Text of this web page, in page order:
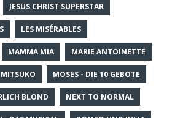
JESUS CHRIST SUPERSTAR
LES MISÉRABLES
MAMMA MIA MARIE ANTOINETTE
MITSUKO MOSES - DIE 10 GEBOTE
BLOND NEXT TO NORMAL